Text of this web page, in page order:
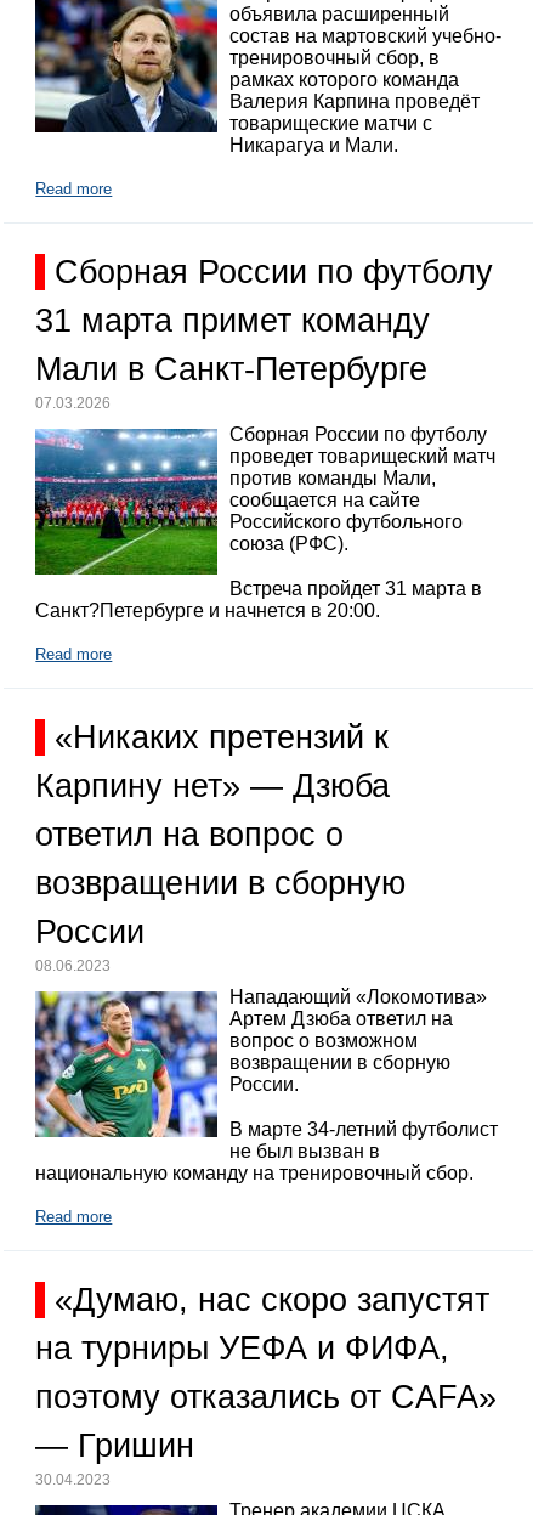
объявила расширенный
состав на мартовский учебно-
тренировочный сбор, в
рамках которого команда
Валерия Карпина проведёт
товарищеские матчи с
Никарагуа и Мали.
Read more
Сборная России по футболу
31 марта примет команду
Мали в Санкт-Петербурге
07.03.2026
Сборная России по футболу
проведет товарищеский матч
против команды Мали,
сообщается на сайте
Российского футбольного
союза (РФС).
Встреча пройдет 31 марта в
Санкт?Петербурге и начнется в 20:00.
Read more
«Никаких претензий к
Карпину нет» — Дзюба
ответил на вопрос о
возвращении в сборную
России
08.06.2023
Нападающий «Локомотива»
Артем Дзюба ответил на
вопрос о возможном
возвращении в сборную
России.
В марте 34-летний футболист
не был вызван в
национальную команду на тренировочный сбор.
Read more
«Думаю, нас скоро запустят
на турниры УЕФА и ФИФА,
поэтому отказались от CAFA»
— Гришин
30.04.2023
Тренер академии ЦСКА